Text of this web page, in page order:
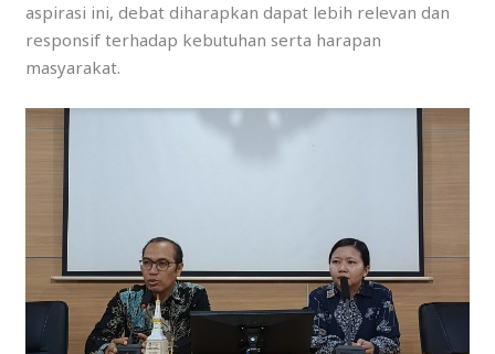
aspirasi ini, debat diharapkan dapat lebih relevan dan
responsif terhadap kebutuhan serta harapan
masyarakat.